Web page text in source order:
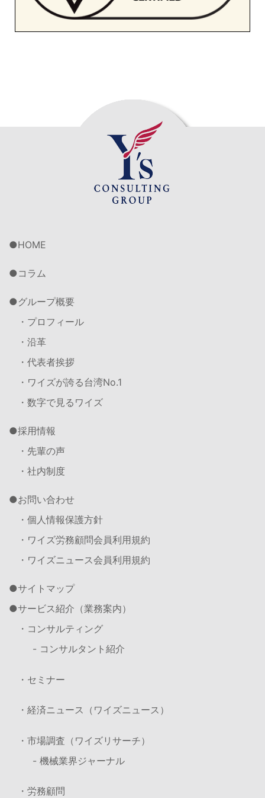
HOME
コラム
グループ概要
・プロフィール
・沿革
・代表者挨拶
・ワイズが誇る台湾No.1
・数字で見るワイズ
採用情報
・先輩の声
・社内制度
お問い合わせ
・個人情報保護方針
・ワイズ労務顧問会員利用規約
・ワイズニュース会員利用規約
サイトマップ
サービス紹介（業務案内）
・コンサルティング
- コンサルタント紹介
・セミナー
・経済ニュース（ワイズニュース）
・市場調査（ワイズリサーチ）
- 機械業界ジャーナル
・労務顧問